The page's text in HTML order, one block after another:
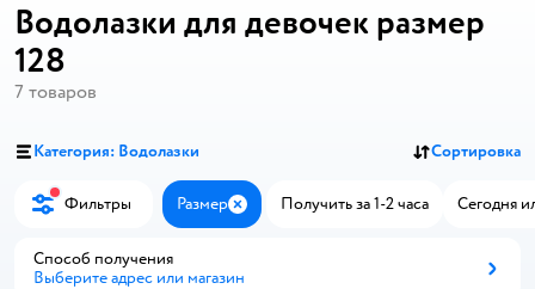
Водолазки для девочек размер
128
7 товаров
Категория: Водолазки Сортировка
Фильтры Размер ЗакрытьПолучить за 1-2 часа Сегодня
Способ получения
Выберите адрес или магазин